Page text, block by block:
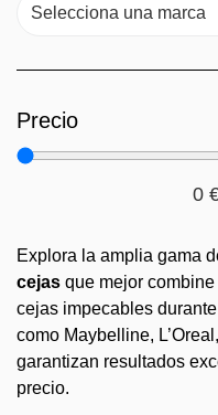
Selecciona una marca
Precio
0
Explora la amplia gama
cejas que mejor
cejas impecables
como Maybelline,
garantizan resultados
precio.